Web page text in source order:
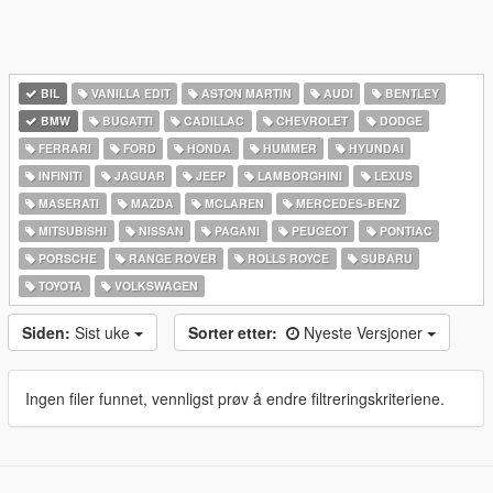
BIL VANILLA EDIT ASTON MARTIN AUDI
BENTLEY
BMW
BUGATTI CADILLAC CHEVROLET
DODGE
FERRARI
FORD HONDA HUMMER
HYUNDAI
INFINITI
JAGUAR JEEP LAMBORGHINI
LEXUS
MASERATI
MAZDA MCLAREN
MERCEDES-BENZ
MITSUBISHI
NISSAN PAGANI PEUGEOT
PONTIAC
PORSCHE
RANGE ROVER ROLLS ROYCE
SUBARU
TOYOTA
VOLKSWAGEN
Siden: Sist uke Sorter etter: Nyeste Versjoner
Ingen filer funnet, vennligst prøv å endre filtreringskriteriene.